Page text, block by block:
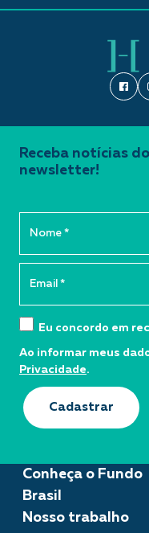
Conheça o Fundo
Brasil
Nosso trabalho
Receba notícias
newsletter!
Eu concordo em
Ao informar meus
Privacidade.
Cadastrar